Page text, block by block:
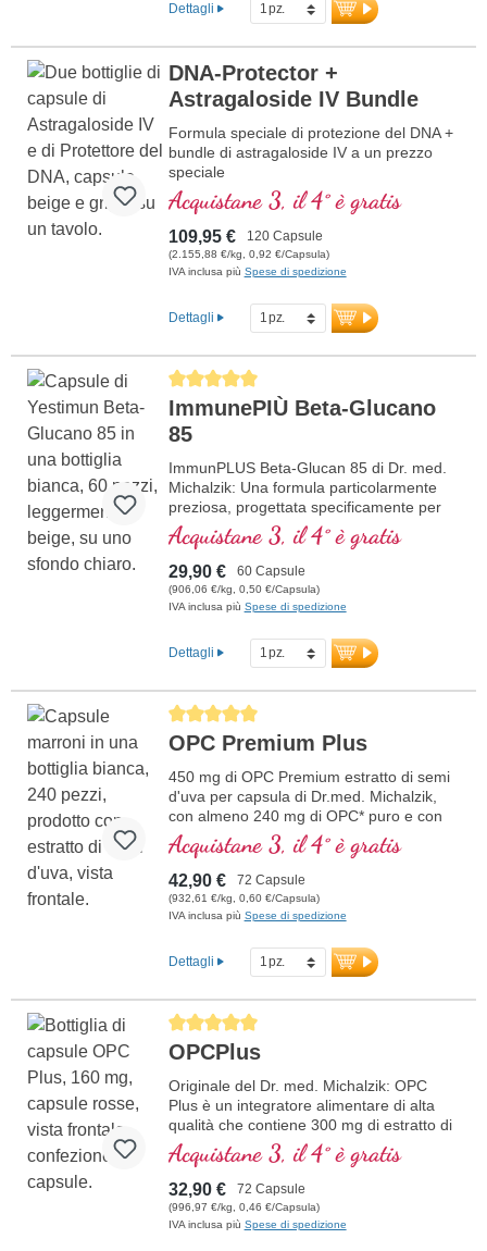
Dettagli
DNA-Protector +
Astragaloside IV Bundle
Formula speciale di protezione del DNA +
bundle di astragaloside IV a un prezzo
speciale
Acquistane 3, il 4° è gratis
109,95 € 120 Capsule
(2.155,88 €/kg, 0,92 €/Capsula)
IVA inclusa più Spese di spedizione
Dettagli
Average rating of 5 out of 5 stars
ImmunePIÙ Beta-Glucano
85
ImmunPLUS Beta-Glucan 85 di Dr. med.
Michalzik: Una formula particolarmente
preziosa, progettata specificamente per
supportare il tuo sistema immunitario.
Contiene Yestimun® 1,3/1,6-Beta-D-
Glucan di alta qualità con un alto
contenuto di beta-glucano del 85% e
vitamina C naturale da CamuCamu. La
vitamina C naturale contribuisce alla
normale funzione del sistema immunitario.
massima qualità e purezza. Sviluppato da
medici, prodotto internamente in
Germania, vegano, non OGM e senza
alluminio, certificazioni ISO e HACCP, e
oltre 20 anni di esperienza garantiscono
la massima qualità.
ulteriori informazioni su ImmunPLUS
Beta-Glucan 85
Acquistane 3, il 4° è gratis
29,90 € 60 Capsule
(906,06 €/kg, 0,50 €/Capsula)
IVA inclusa più Spese di spedizione
Dettagli
Average rating of 5 out of 5 stars
OPC Premium Plus
450 mg di OPC Premium estratto di semi
d'uva per capsula di Dr.med. Michalzik,
con almeno 240 mg di OPC* puro e con
estratto di CamuCamu
Acquistane 3, il 4° è gratis
42,90 € 72 Capsule
(932,61 €/kg, 0,60 €/Capsula)
IVA inclusa più Spese di spedizione
Dettagli
Average rating of 5 out of 5 stars
OPCPlus
Originale del Dr. med. Michalzik: OPC
Plus è un integratore alimentare di alta
qualità che contiene 300 mg di estratto di
semi d’uva (Vitis vinifera) e 50 mg di
estratto di camu camu per dose
giornaliera (1 capsula). L’estratto di semi
d’uva è standardizzato al 95% di polifenoli
con almeno 160 mg di vero OPC per
Acquistane 3, il 4° è gratis
32,90 € 72 Capsule
(996,97 €/kg, 0,46 €/Capsula)
IVA inclusa più Spese di spedizione